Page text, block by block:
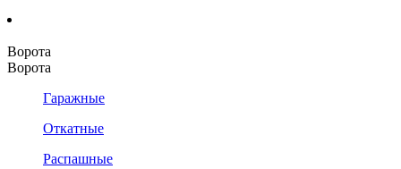
Ворота
Ворота
Гаражные
Откатные
Распашные